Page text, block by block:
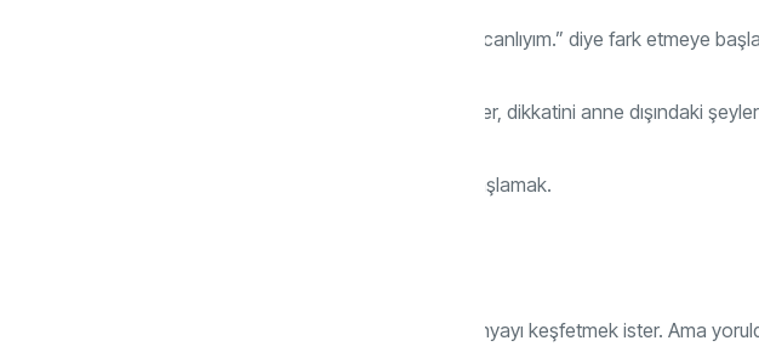
Bebek “Ben varım ve annemden ayrı bir canlıyım.” diye fark etmeye
Etrafa daha çok ilgi gösterir, yüzleri inceler, dikkatini anne dışındaki
“Ben ne istiyorum?”u ilk kez duymaya başlamak.
Bebek hareketlenir, emekler, yürür ve dünyayı keşfetmek ister. Ama